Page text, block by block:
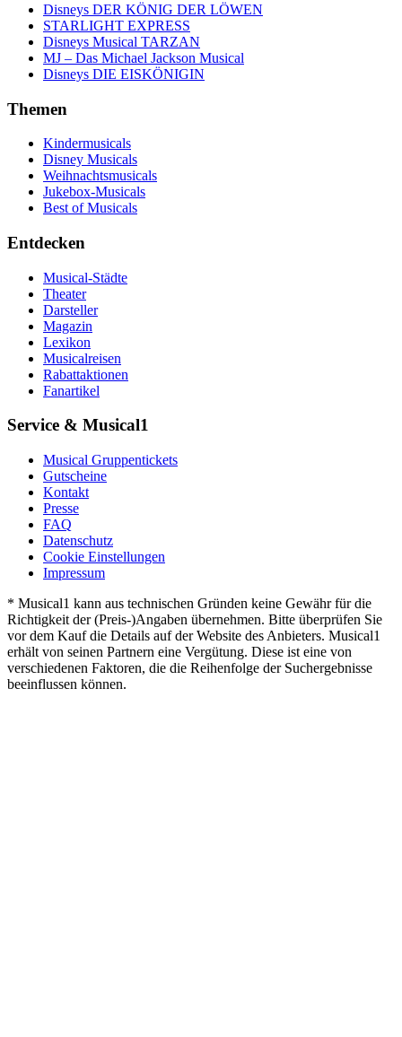
Disneys DER KÖNIG DER LÖWEN
STARLIGHT EXPRESS
Disneys Musical TARZAN
MJ – Das Michael Jackson Musical
Disneys DIE EISKÖNIGIN
Themen
Kindermusicals
Disney Musicals
Weihnachtsmusicals
Jukebox-Musicals
Best of Musicals
Entdecken
Musical-Städte
Theater
Darsteller
Magazin
Lexikon
Musicalreisen
Rabattaktionen
Fanartikel
Service & Musical1
Musical Gruppentickets
Gutscheine
Kontakt
Presse
FAQ
Datenschutz
Cookie Einstellungen
Impressum
* Musical1 kann aus technischen Gründen keine Gewähr für die
Richtigkeit der (Preis-)Angaben übernehmen. Bitte überprüfen Sie
vor dem Kauf die Details auf der Website des Anbieters. Musical1
erhält von seinen Partnern eine Vergütung. Diese ist eine von
verschiedenen Faktoren, die die Reihenfolge der Suchergebnisse
beeinflussen können.